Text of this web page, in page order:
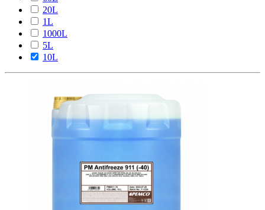
20L
1L
1000L
5L
10L